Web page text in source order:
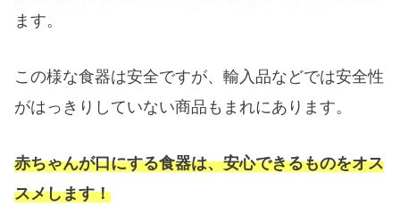
ます。
この様な食器は安全ですが、輸入品などでは安全性
がはっきりしていない商品もまれにあります。
赤ちゃんが口にする食器は、安心できるものをオス
スメします！